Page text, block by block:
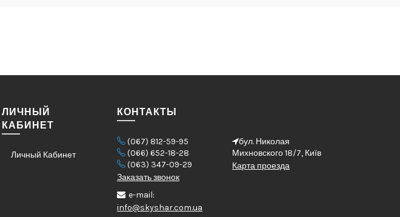
ЛИЧНЫЙ
КАБИНЕТ
Личный Кабинет
КОНТАКТЫ
(067) 812-59-95
(066) 652-18-28
(063) 347-09-29
Заказать звонок
бул. Николая
Михновского 18/7, Київ
Карта проезда
e-mail:
info@skyshar.com.ua